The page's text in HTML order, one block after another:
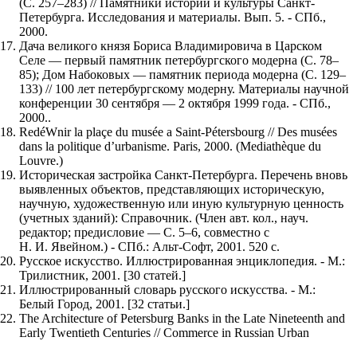
(С. 257–283) // Памятники истории и культуры Санкт-
Петербурга. Исследования и материалы. Вып. 5. - СПб.,
2000.
Дача великого князя Бориса Владимировича в Царском
Селе — первый памятник петербургского модерна (С. 78–
85); Дом Набоковых — памятник периода модерна (С. 129–
133) // 100 лет петербургскому модерну. Материалы научной
конференции 30 сентября — 2 октября 1999 года. - СПб.,
2000..
RedéWnir la plaçe du musée а Saint-Pétersbourg // Des musées
dans la politique d’urbanisme. Paris, 2000. (Mediathèque du
Louvre.)
Историческая застройка Санкт-Петербурга. Перечень вновь
выявленных объектов, представляющих историческую,
научную, художественную или иную культурную ценность
(учетных зданий): Справочник. (Член авт. кол., науч.
редактор; предисловие — С. 5–6, совместно с
Н. И. Явейном.) - СПб.: Альт-Софт, 2001. 520 с.
Русское искусство. Иллюстрированная энциклопедия. - М.:
Трилистник, 2001. [30 статей.]
Иллюстрированный словарь русского искусства. - М.:
Белый Город, 2001. [32 статьи.]
The Architecture of Petersburg Banks in the Late Nineteenth and
Early Twentieth Centuries // Commerce in Russian Urban